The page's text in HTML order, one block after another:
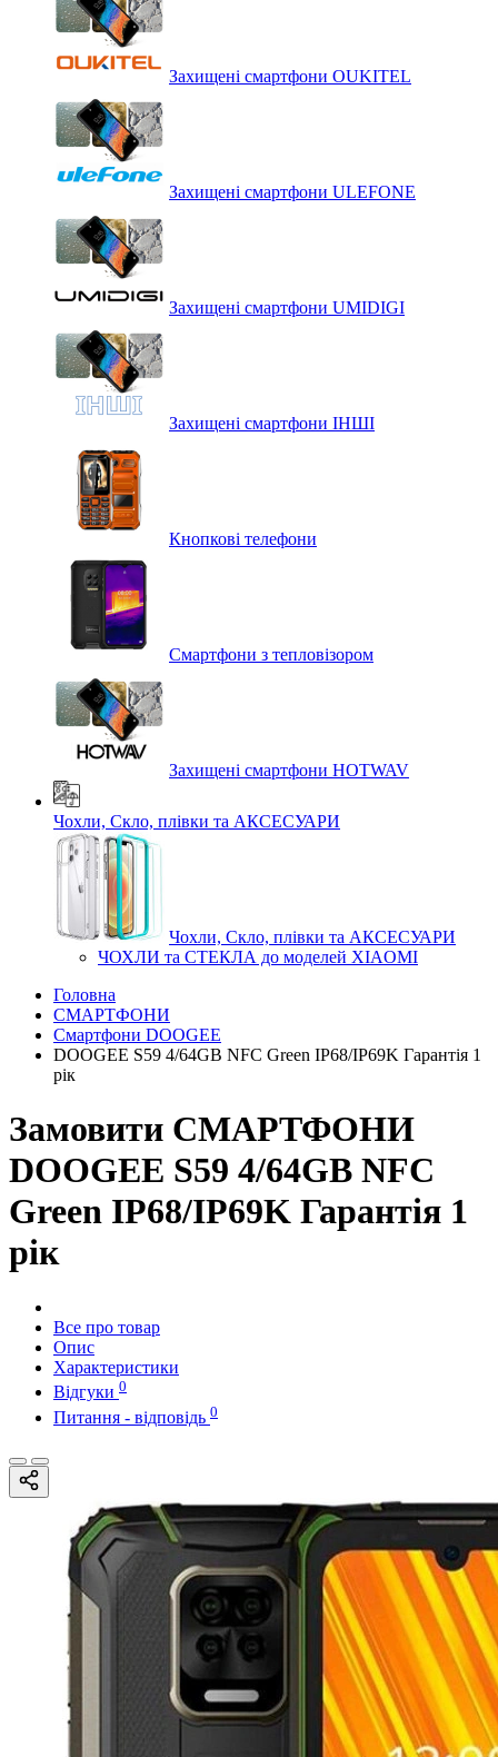
Захищені смартфони OUKITEL
Захищені смартфони ULEFONE
Захищені смартфони UMIDIGI
Захищені смартфони ІНШІ
Кнопкові телефони
Смартфони з тепловізором
Захищені смартфони HOTWAV
Чохли, Скло, плівки та АКСЕСУАРИ
Чохли, Скло, плівки та АКСЕСУАРИ
ЧОХЛИ та СТЕКЛА до моделей XIAOMI
Головна
СМАРТФОНИ
Смартфони DOOGEE
DOOGEE S59 4/64GB NFC Green IP68/IP69K Гарантія 1
рік
Замовити СМАРТФОНИ
DOOGEE S59 4/64GB NFC
Green IP68/IP69K Гарантія 1
рік
Все про товар
Опис
Характеристики
Відгуки 0
Питання - відповідь 0